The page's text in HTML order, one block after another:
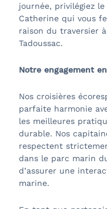
journée, privilégiez
Catherine qui vous
raison du traversier
Tadoussac.
Notre engagement
Nos croisières
parfaite harmonie
les meilleures
durable. Nos
respectent
dans le parc marin
d’assurer une
marine.